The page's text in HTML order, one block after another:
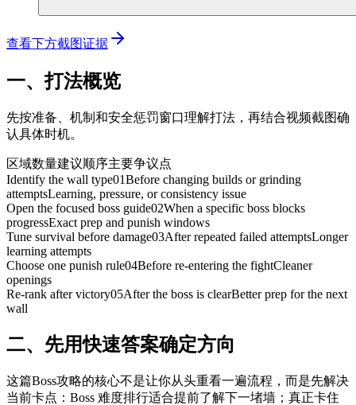
查看下方截图证据
一、打法概览
先按准备、机制和安全惩罚窗口理解打法，再结合视频截图确
认具体时机。
区域数量建议顺序主要争议点
Identify the wall type01Before changing builds or grinding
attemptsLearning, pressure, or consistency issue
Open the focused boss guide02When a specific boss blocks
progressExact prep and punish windows
Tune survival before damage03After repeated failed attemptsLonger
learning attempts
Choose one punish rule04Before re-entering the fightCleaner
openings
Re-rank after victory05After the boss is clearBetter prep for the next
wall
二、 先用快速答案确定方向
这篇Boss攻略的核心不是让你从头重看一遍流程，而是先解决
当前卡点：Boss 难度排行适合提前了解下一堵墙；真正卡住